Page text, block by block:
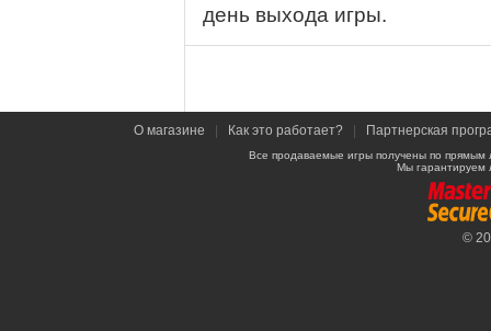
день выхода игры.
О магазине Как это работает? Партнерская
Все продаваемые игры получены по
Мы гарантируем
©